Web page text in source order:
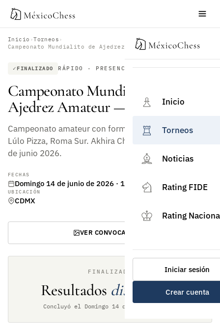
Inicio
Torneos
Noticias
Rating FIDE
Rating
Iniciar sesión
Crear cuenta
Inicio ›Torneos ›
Campeonato Mundialito de Ajedrez Amateur — Junio 2026
FINALIZADO RÁPIDO · PRESENCIAL
Campeonato Mundialito de
Ajedrez Amateur — Junio 2026
Campeonato amateur con formato Wimbledon en
Lúlo Pizza, Roma Sur. Akhira Chess Club, domingo 14
de junio 2026.
FECHAS
Domingo 14 de junio de 2026 · 12:26 h
UBICACIÓN
CDMX
VER CONVOCATORIA
FINALIZADO
Resultados disponibles
Concluyó el Domingo 14 de junio de 2026